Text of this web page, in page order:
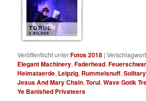
TORUL
6 BILDER
Veröffentlicht unterFotos 2018 |
Elegant Machinery,Faderhead,
Heimataerde, Leipzig, Rummelsnuff,
Jesus And Mary Chain,Torul,Wave Gotik
Ye Banished Privateers